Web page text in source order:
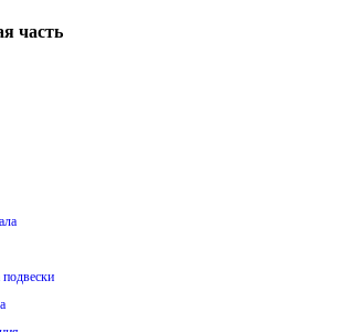
часть
подвески